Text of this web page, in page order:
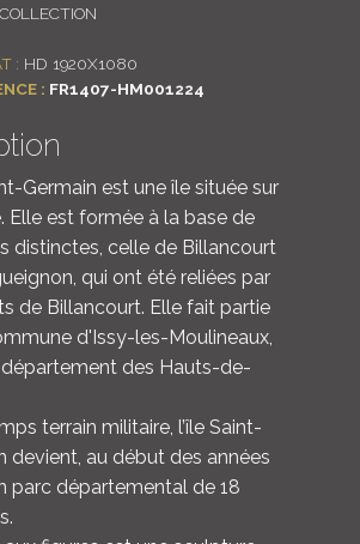
: HD 1920X1080
: FR1407-HM001224
Germain est une île située sur
Elle est formée à la base de
distinctes, celle de Billancourt
qui ont été reliées par
de Billancourt. Elle fait partie
d'Issy-les-Moulineaux,
des Hauts-de-
terrain militaire, l’île Saint-
devient, au début des années
parc départemental de 18